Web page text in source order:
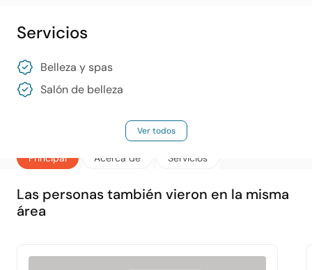
Principal Acerca de Servicios
Servicios
Belleza y spas
Salón de belleza
Ver todos
Las personas también vieron en la misma
área